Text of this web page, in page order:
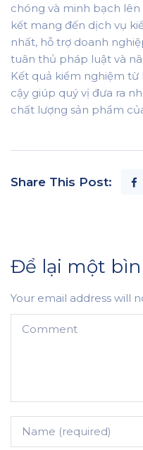
chóng và minh bạch
kết mang đến dịch vụ
nhất, hỗ trợ doanh
tuân thủ pháp luật và
Kết quả kiểm nghiệm
cậy giúp quý vị đưa ra
chất lượng sản phẩm
Share This Post:
Để lại một
Your email address will